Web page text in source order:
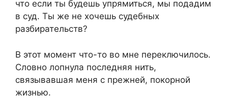
что если ты будешь упрямиться, мы подадим
в суд. Ты же не хочешь судебных
разбирательств?
В этот момент что-то во мне переключилось.
Словно лопнула последняя нить,
связывавшая меня с прежней, покорной
жизнью.